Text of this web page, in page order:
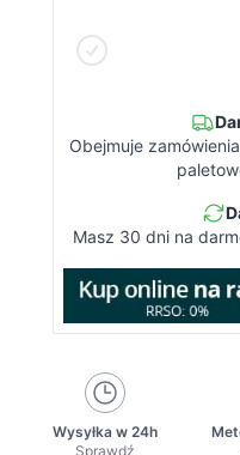
Obejmuje
Masz 30 dni na
Wysyłka w 24h
Sprawdź